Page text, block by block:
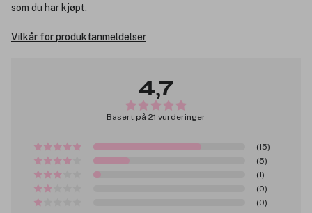
som du har kjøpt.
Vilkår for produktanmeldelser
4,7
Basert på 21 vurderinger
(15)
(5)
(1)
(0)
(0)